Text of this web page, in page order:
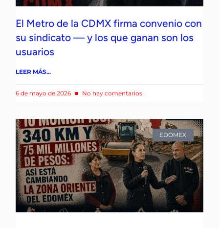
El Metro de la CDMX firma convenio con
su sindicato — y los que ganan son los
usuarios
LEER MÁS...
6 de mayo de 2026 No hay comentarios
EDOMEX